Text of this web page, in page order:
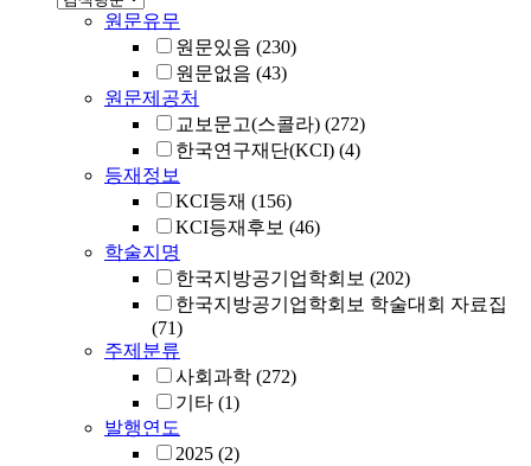
원문유무
원문있음 (230)
원문없음 (43)
원문제공처
교보문고(스콜라) (272)
한국연구재단(KCI) (4)
등재정보
KCI등재 (156)
KCI등재후보 (46)
학술지명
한국지방공기업학회보 (202)
한국지방공기업학회보 학술대회 자료집
(71)
주제분류
사회과학 (272)
기타 (1)
발행연도
2025 (2)